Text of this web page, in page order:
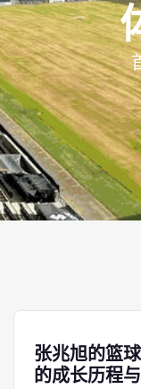
张兆旭的篮
的成长历程